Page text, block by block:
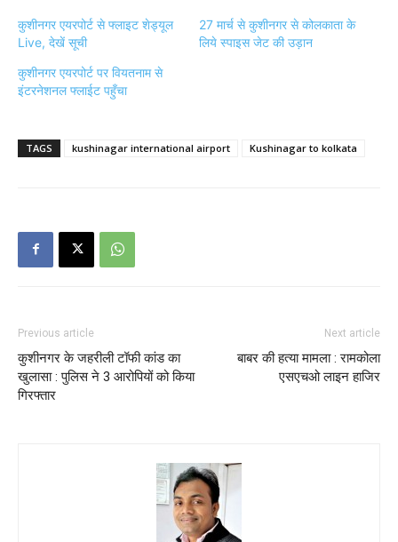
कुशीनगर एयरपोर्ट से फ्लाइट शेड्यूल
Live, देखें सूची
27 मार्च से कुशीनगर से कोलकाता के
लिये स्पाइस जेट की उड़ान
कुशीनगर एयरपोर्ट पर वियतनाम से
इंटरनेशनल फ्लाईट पहुँचा
TAGS kushinagar international airport Kushinagar to kolkata
Previous article
कुशीनगर के जहरीली टॉफी कांड का
खुलासा : पुलिस ने 3 आरोपियों को किया
गिरफ्तार
Next article
बाबर की हत्या मामला : रामकोला
एसएचओ लाइन हाजिर